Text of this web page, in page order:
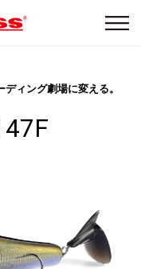
ィング劇場に変える。